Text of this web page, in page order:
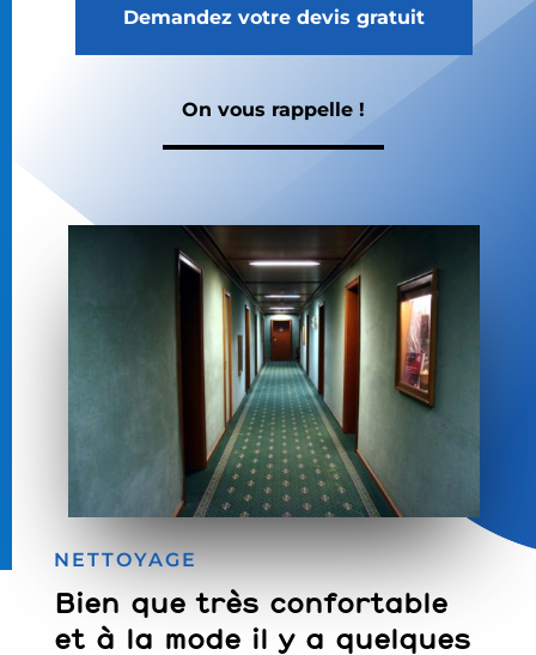
Demandez votre devis gratuit
On vous rappelle !
NETTOYAGE
Bien que très confortable
et à la mode il y a quelques